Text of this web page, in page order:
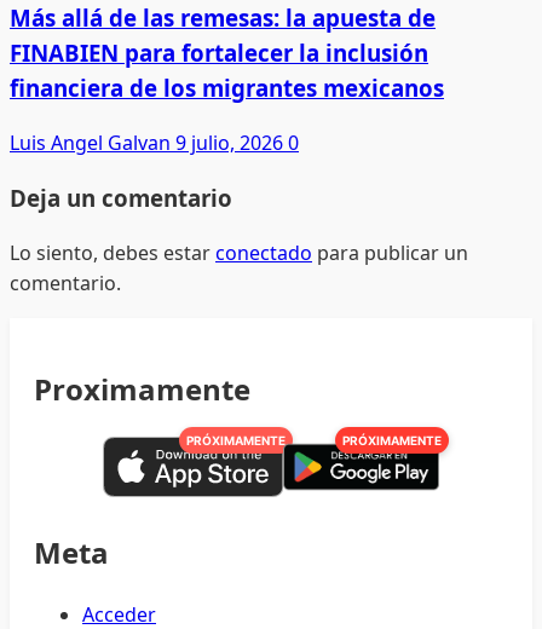
Más allá de las remesas: la apuesta de
FINABIEN para fortalecer la inclusión
financiera de los migrantes mexicanos
Luis Angel Galvan 9 julio, 20260
Deja un comentario
Lo siento, debes estarconectado para publicar un
comentario.
Proximamente
PRÓXIMAMENTE PRÓXIMAMENTE
Meta
Acceder